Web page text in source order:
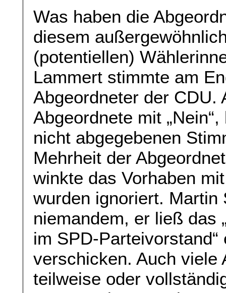
Was haben die
diesem
(potentiellen)
Lammert stimmte am
Abgeordneter der CDU.
Abgeordnete mit
nicht abgegebenen
Mehrheit der
winkte das Vorhaben
wurden ignoriert. Martin
niemandem, er ließ das
im SPD-
verschicken. Auch viele
teilweise oder